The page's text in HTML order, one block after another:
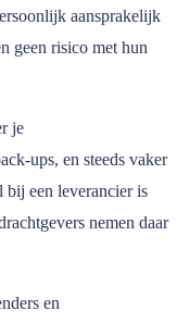
aansprakelijk
geen risico met hun
je
ups, en steeds vaker
bij een leverancier is
nemen daar
en